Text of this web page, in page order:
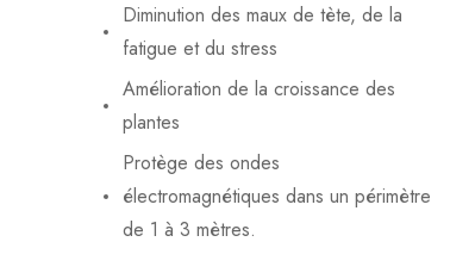
Diminution des maux de tète, de la
fatigue et du stress
Amélioration de la croissance des
plantes
Protège des ondes
électromagnétiques dans un périmètre
de 1 à 3 mètres.